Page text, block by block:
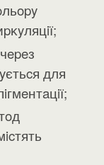
для